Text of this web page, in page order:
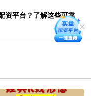
资平台？了解这些可靠